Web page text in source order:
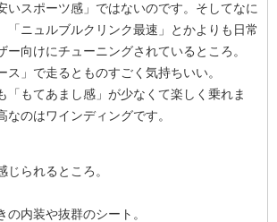
いスポーツ感」ではないのです。そしてなに
「ニュルブルクリンク最速」とかよりも日常
ー向けにチューニングされているところ。
ス」で走るとものすごく気持ちいい。
「もてあまし感」が少なくて楽しく乗れま
なのはワインディングです。
じられるところ。
の内装や抜群のシート。